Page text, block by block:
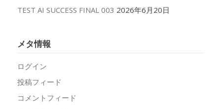
TEST AI SUCCESS FINAL 003 2026年6月20日
メタ情報
ログイン
投稿フィード
コメントフィード